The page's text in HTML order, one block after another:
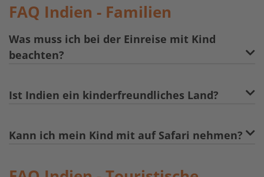
FAQ Indien - Familien
Was muss ich bei der Einreise mit Kind
beachten?
Ist Indien ein kinderfreundliches Land?
Kann ich mein Kind mit auf Safari nehmen?